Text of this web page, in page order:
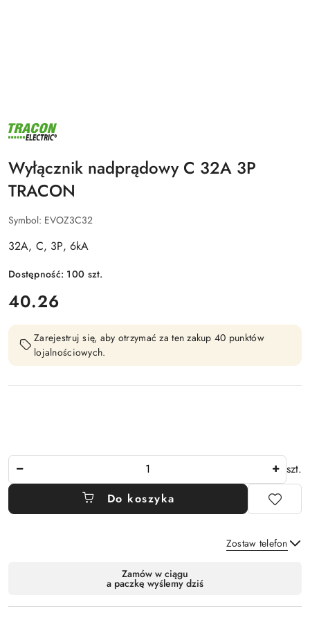
NAZWA
PRODUCENTA:
Wyłącznik nadprądowy C 32A 3P
TRACON
Symbol: EVOZ3C32
32A, C, 3P, 6kA
Dostępność: 100 szt.
cena:
40.26
Zarejestruj się, aby otrzymać za ten zakup 40 punktów
lojalnościowych.
szt.
Do koszyka
Zostaw telefon
Wyślij
dostawa
Zamów w ciągu
a paczkę wyślemy dziś